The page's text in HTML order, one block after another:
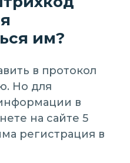
им?
в протокол
Но для
в
на сайте 5
регистрация в